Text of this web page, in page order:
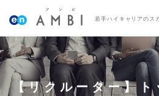
若手ハイキャリアのス
【リクルーター】